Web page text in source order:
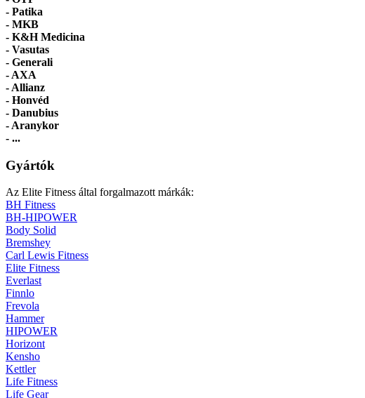
- Patika
- MKB
- K&H Medicina
- Vasutas
- Generali
- AXA
- Allianz
- Honvéd
- Danubius
- Aranykor
- ...
Gyártók
Az Elite Fitness által forgalmazott márkák:
BH Fitness
BH-HIPOWER
Body Solid
Bremshey
Carl Lewis Fitness
Elite Fitness
Everlast
Finnlo
Frevola
Hammer
HIPOWER
Horizont
Kensho
Kettler
Life Fitness
Life Gear